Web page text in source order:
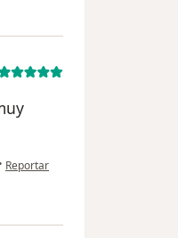
• en opinión del usuario Luna Lozano
Reportar